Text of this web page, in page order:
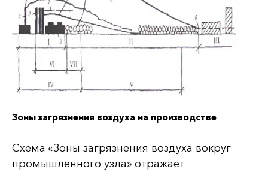
Зоны загрязнения воздуха на производстве
Схема «Зоны загрязнения воздуха вокруг
промышленного узла» отражает